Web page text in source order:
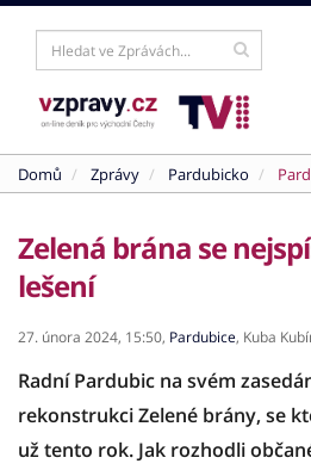
Domů Zprávy Pardubicko
Zelená brána se
lešení
27. února 2024, 15:50, Pardubice, Kuba
Radní Pardubic na svém
rekonstrukci Zelené brány, se
už tento rok. Jak rozhodli